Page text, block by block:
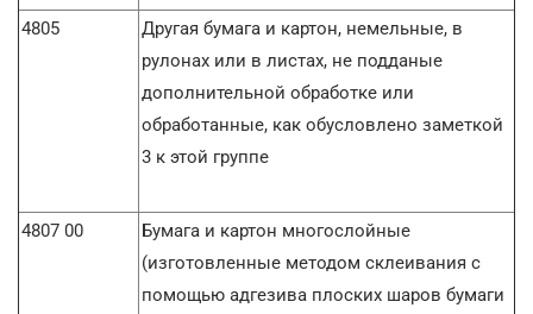
4805
Другая бумага и картон, немельные, в
рулонах или в листах, не подданые
дополнительной обработке или
обработанные, как обусловлено заметкой
3 к этой группе
4807 00
Бумага и картон многослойные
(изготовленные методом склеивания с
помощью адгезива плоских шаров бумаги